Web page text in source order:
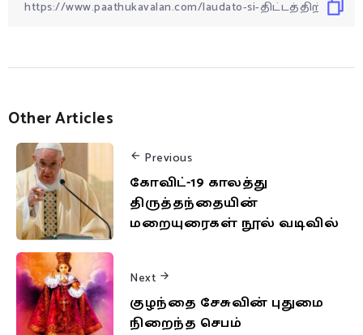
Other Articles
Previous
கோவிட்-19 காலத்து
திருத்தந்தையின்
மறையுரைகள் நூல் வடிவில்
Next
குழந்தை சேசுவின் புதுமை
நிறைந்த செபம்